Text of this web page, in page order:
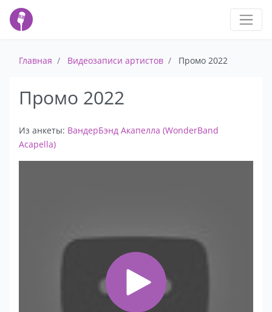
Главная Видеозаписи артистов Промо 2022
Промо 2022
Из анкеты: ВандерБэнд Акапелла (WonderBand
Acapella)